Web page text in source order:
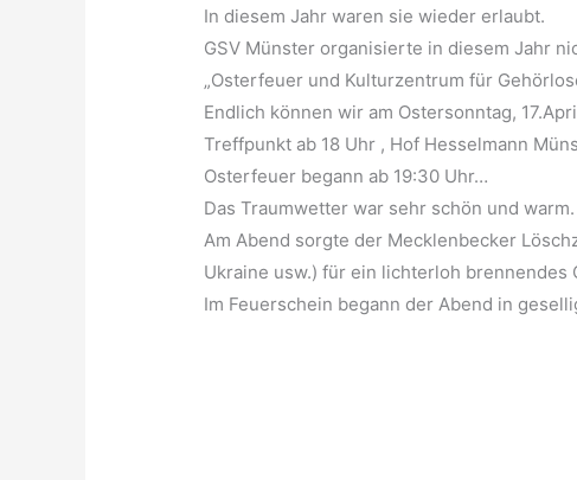
In diesem Jahr waren sie wieder erlaubt.
GSV Münster organisierte in diesem Jahr
„Osterfeuer und Kulturzentrum für
Endlich können wir am Ostersonntag,
Treffpunkt ab 18 Uhr , Hof Hesselmann
Osterfeuer begann ab 19:30 Uhr…
Das Traumwetter war sehr schön und warm.
Am Abend sorgte der Mecklenbecker
Ukraine usw.) für ein lichterloh brennendes
Im Feuerschein begann der Abend in